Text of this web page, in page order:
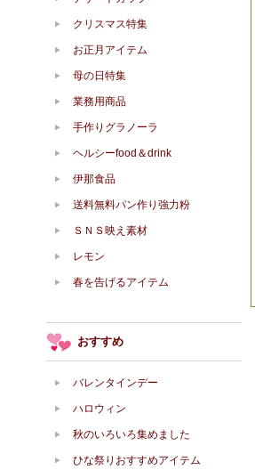
クリスマス特集
お正月アイテム
母の日特集
業務用商品
手作りグラノーラ
ヘルシーfood＆drink
伊那食品
送料無料パン作り強力粉
ＳＮＳ映え素材
レモン
春を告げるアイテム
おすすめ
バレンタインデー
ハロウィン
秋のいろいろ集めました
ひな祭りおすすめアイテム